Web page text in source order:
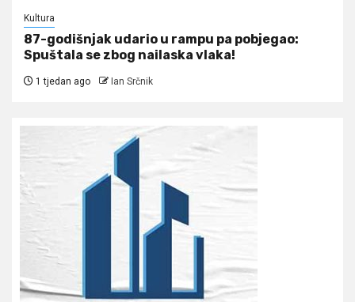
Kultura
87-godišnjak udario u rampu pa pobjegao:
Spuštala se zbog nailaska vlaka!
1 tjedan ago Ian Srčnik